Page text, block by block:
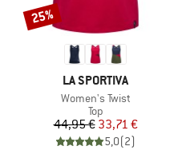
MARCHIO
LA SPORTIVA
Articolo
Women's Twist
Gruppo di prodotti
Top
Prezzo
44,95 €Prezzo ridotto
33,71 €
5,0(2)
Sconto
25%